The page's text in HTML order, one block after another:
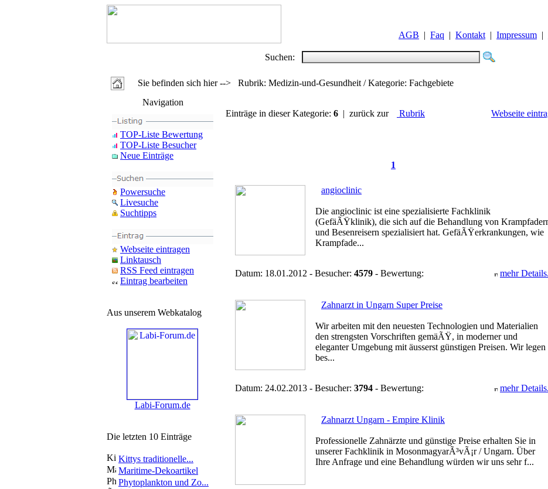
AGB | Faq | Kontakt | Impressum |
Suchen:
Sie befinden sich hier --> Rubrik: Medizin-und-Gesundheit / Kategorie: Fachgebiete
Navigation
TOP-Liste Bewertung
TOP-Liste Besucher
Neue Einträge
Powersuche
Livesuche
Suchtipps
Webseite eintragen
Linktausch
RSS Feed eintragen
Eintrag bearbeiten
Aus unserem Webkatalog
Labi-Forum.de
Die letzten 10 Einträge
Kittys traditionelle...
Maritime-Dekoartikel
Phytoplankton und Zo...
Einträge in dieser Kategorie: 6 | zurück zur Rubrik Webseite
1
angioclinic
Die angioclinic ist eine spezialisierte Fachklinik
(GefäÃŸklinik), die sich auf die Behandlung von
und Besenreisern spezialisiert hat. GefäÃŸerkrankungen, wie
Krampfade...
Datum: 18.01.2012 - Besucher: 4579 - Bewertung: mehr
Zahnarzt in Ungarn Super Preise
Wir arbeiten mit den neuesten Technologien und Materialien
den strengsten Vorschriften gemäÃŸ, in moderner und
eleganter Umgebung mit äusserst günstigen Preisen. Wir legen
bes...
Datum: 24.02.2013 - Besucher: 3794 - Bewertung: mehr
Zahnarzt Ungarn - Empire Klinik
Professionelle Zahnärzte und günstige Preise erhalten Sie in
unserer Fachklinik in MosonmagyarÃ³vÃ¡r / Ungarn. Über
Ihre Anfrage und eine Behandlung würden wir uns sehr f...